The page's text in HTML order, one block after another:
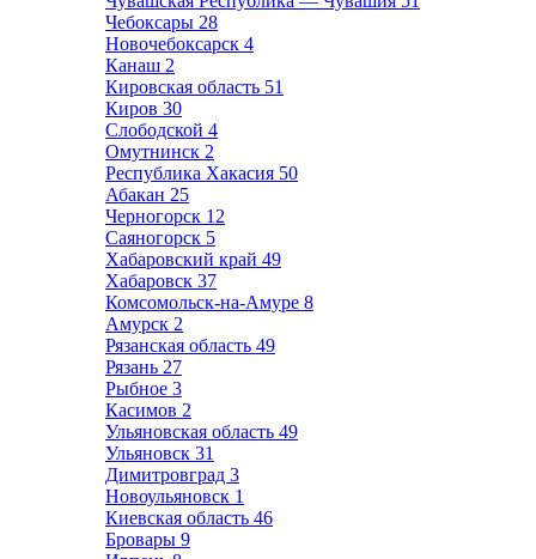
Чебоксары 28
Новочебоксарск 4
Канаш 2
Кировская область 51
Киров 30
Слободской 4
Омутнинск 2
Республика Хакасия 50
Абакан 25
Черногорск 12
Саяногорск 5
Хабаровский край 49
Хабаровск 37
Комсомольск-на-Амуре 8
Амурск 2
Рязанская область 49
Рязань 27
Рыбное 3
Касимов 2
Ульяновская область 49
Ульяновск 31
Димитровград 3
Новоульяновск 1
Киевская область 46
Бровары 9